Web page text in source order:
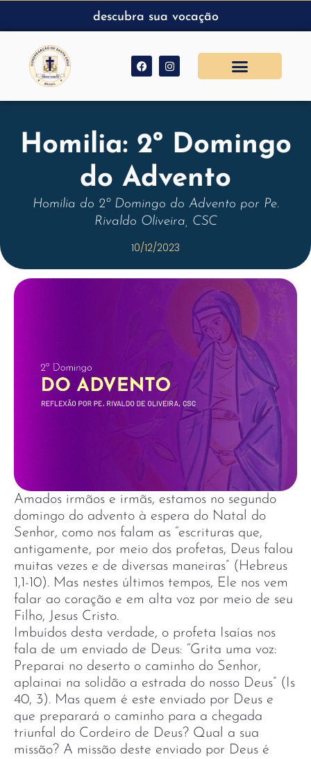
descubra sua vocação
Homilia: 2º Domingo
do Advento
Homilia do 2º Domingo do Advento por Pe.
Rivaldo Oliveira, CSC
10/12/2023
Amados irmãos e irmãs, estamos no segundo
domingo do advento à espera do Natal do
Senhor, como nos falam as “escrituras que,
antigamente, por meio dos profetas, Deus falou
muitas vezes e de diversas maneiras” (Hebreus
1,1-10). Mas nestes últimos tempos, Ele nos vem
falar ao coração e em alta voz por meio de seu
Filho, Jesus Cristo.
Imbuídos desta verdade, o profeta Isaías nos
fala de um enviado de Deus: “Grita uma voz:
Preparai no deserto o caminho do Senhor,
aplainai na solidão a estrada do nosso Deus” (Is
40, 3). Mas quem é este enviado por Deus e
que preparará o caminho para a chegada
triunfal do Cordeiro de Deus? Qual a sua
missão? A missão deste enviado por Deus é